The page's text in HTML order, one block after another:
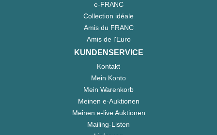
e-FRANC
Collection idéale
Amis du FRANC
Amis de l'Euro
KUNDENSERVICE
Kontakt
Mein Konto
Mein Warenkorb
Meinen e-Auktionen
Meinen e-live Auktionen
Mailing-Listen